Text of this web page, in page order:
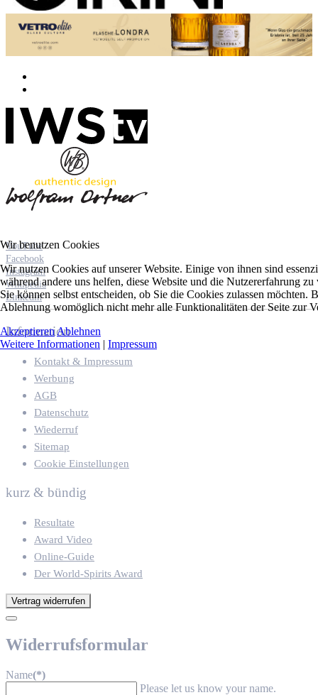
YouTube
Facebook
Instagram
Wikipedia
Linkedin
Information
Kontakt & Impressum
Werbung
AGB
Datenschutz
Wiederruf
Sitemap
Cookie Einstellungen
kurz & bündig
Resultate
Award Video
Online-Guide
Der World-Spirits Award
Vertrag widerrufen
Widerrufsformular
Name(*)
Please let us know your name.
Wir benutzen Cookies
Wir nutzen Cookies auf unserer Website. Einige von ihnen sind
während andere uns helfen, diese Website und die Nutzererfahrung
Sie können selbst entscheiden, ob Sie die Cookies zulassen möchten.
Ablehnung womöglich nicht mehr alle Funktionalitäten der Seite zur
AkzeptierenAblehnen
Weitere Informationen | Impressum